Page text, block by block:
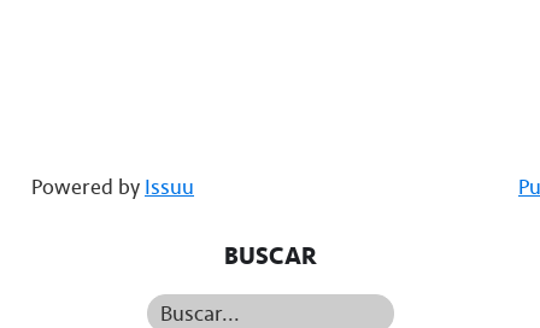
Powered byIssuu
BUSCAR
Buscar...